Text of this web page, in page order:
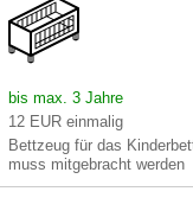
bis max. 3 Jahre
12 EUR einmalig
Bettzeug für das
muss mitgebracht werden